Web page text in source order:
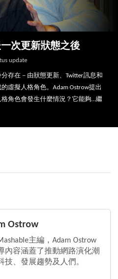
次更新狀態之後
update
存在－由狀態更新、Twitter訊息和
虛擬人格角色。Adam Ostrow提出
角色會發生什麼情況？它能夠…繼
Ostrow
主編，Adam Ostrow
內容涵蓋了推動網路演化潮
技、發展趨勢及人們。